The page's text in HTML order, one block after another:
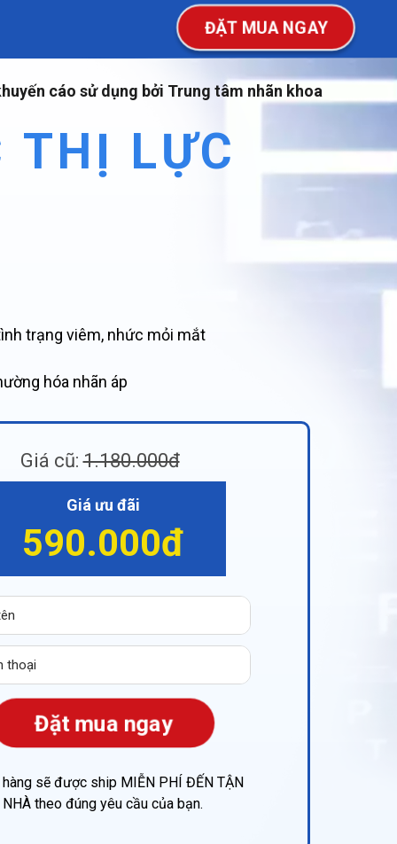
ĐẶT MUA NGAY
cáo sử dụng bởi Trung tâm nhãn khoa
THỊ LỰC
trạng viêm, nhức mỏi mắt
hóa nhãn áp
Giá cũ:1.180.000đ
Đặt mua ngay
sẽ được ship MIỄN PHÍ ĐẾN TẬN
NHÀ theo đúng yêu cầu của bạn.
Giá ưu đãi
590.000đ